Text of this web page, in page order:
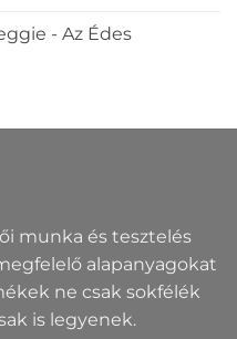
- Az Édes
munka és tesztelés
alapanyagokat
ne csak sokfélék
is legyenek.